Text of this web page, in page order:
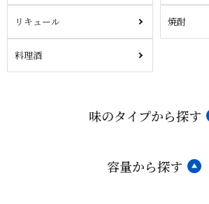
リキュール 焼酎
料理酒
味のタイプから探す
容量から探す